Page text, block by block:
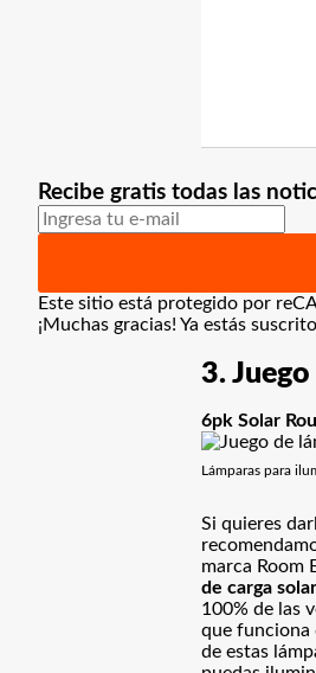
Recibe gratis todas las
Este sitio está protegido por
¡Muchas gracias! Ya estás
3.
6pk Solar
Lámparas para
Si quieres
marca Room
de carga solar
100% de las
que funciona
de estas